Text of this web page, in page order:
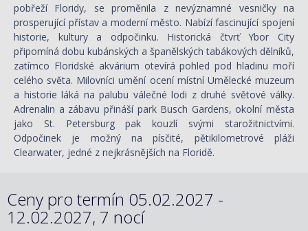
pobřeží Floridy, se proměnila z nevýznamné vesničky na
prosperující přístav a moderní město. Nabízí fascinující spojení
historie, kultury a odpočinku. Historická čtvrť Ybor City
připomíná dobu kubánských a španělských tabákových dělníků,
zatímco Floridské akvárium otevírá pohled pod hladinu moří
celého světa. Milovníci umění ocení místní Umělecké muzeum
a historie láká na palubu válečné lodi z druhé světové války.
Adrenalin a zábavu přináší park Busch Gardens, okolní města
jako St. Petersburg pak kouzlí svými starožitnictvími.
Odpočinek je možný na písčité, pětikilometrové pláži
Clearwater, jedné z nejkrásnějších na Floridě.
Ceny pro termín 05.02.2027 -
12.02.2027, 7 nocí